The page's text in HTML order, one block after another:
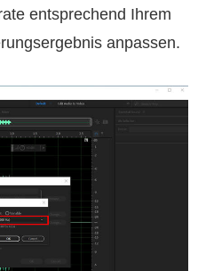
entsprechend Ihrem
anpassen.